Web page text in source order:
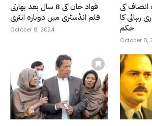
فواد خان کی 8 سال بعد بھارتی
فلم انڈسٹری میں دوبارہ انٹری
October 8, 2024
انصاف کی
رہائی کا
حکم
October 8,